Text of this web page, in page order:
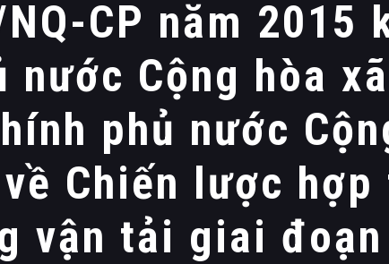
CP năm 2015
nước Cộng hòa
phủ nước
về Chiến lược
vận tải giai